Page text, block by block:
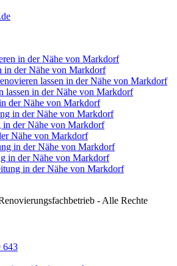
in der Nähe von Markdorf
in der Nähe von Markdorf
lassen in der Nähe von Markdorf
lassen in der Nähe von Markdorf
der Nähe von Markdorf
in der Nähe von Markdorf
in der Nähe von Markdorf
Nähe von Markdorf
in der Nähe von Markdorf
in der Nähe von Markdorf
in der Nähe von Markdorf
- Alle Rechte
643